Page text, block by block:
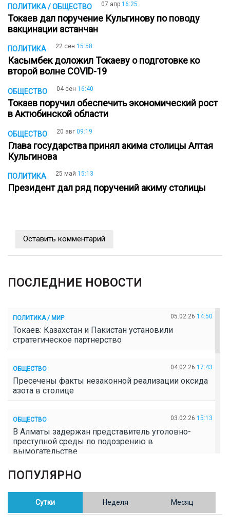
ПОЛИТИКА / ОБЩЕСТВО 07 апр 16:25
Токаев дал поручение Кульгинову по поводу
вакцинации астанчан
ПОЛИТИКА 22 сен 15:58
Касымбек доложил Токаеву о подготовке ко
второй волне COVID-19
ОБЩЕСТВО 04 сен 16:40
Токаев поручил обеспечить экономический рост
в Актюбинской области
ОБЩЕСТВО 20 авг 09:19
Глава государства принял акима столицы Алтая
Кульгинова
ПОЛИТИКА 25 май 15:13
Президент дал ряд поручений акиму столицы
Оставить комментарий
ПОСЛЕДНИЕ НОВОСТИ
ПОЛИТИКА / МИР 05.02.26 14:50
Токаев: Казахстан и Пакистан установили
стратегическое партнерство
ОБЩЕСТВО 04.02.26 17:43
Пресечены факты незаконной реализации оксида
азота в столице
ОБЩЕСТВО 03.02.26 15:13
В Алматы задержан представитель уголовно-
преступной среды по подозрению в
вымогательстве
ОБЩЕСТВО
Полицейские пресекли незаконное выращивание
конопли в Таразе
ПОПУЛЯРНО
Сутки Неделя Месяц